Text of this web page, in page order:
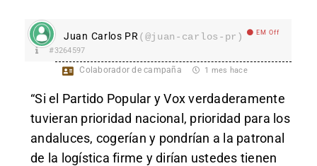
Juan Carlos PR (@juan-carlos-pr) EM Off
#3264597
Colaborador de campaña 1 mes hace
“Si el Partido Popular y Vox verdaderamente
tuvieran prioridad nacional, prioridad para los
andaluces, cogerían y pondrían a la patronal
de la logística firme y dirían ustedes tienen